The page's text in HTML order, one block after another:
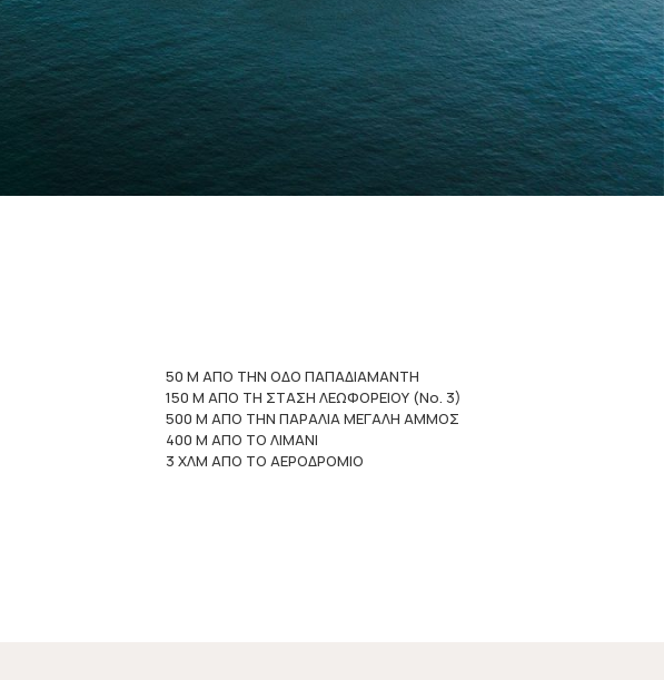
50 Μ ΑΠΟ ΤΗΝ ΟΔΟ ΠΑΠΑΔΙΑΜΑΝΤΗ
150 Μ ΑΠΟ ΤΗ ΣΤΑΣΗ ΛΕΩΦΟΡΕΙΟΥ (Νο. 3)
500 Μ ΑΠΟ ΤΗΝ ΠΑΡΑΛΙΑ ΜΕΓΑΛΗ ΑΜΜΟΣ
400 Μ ΑΠΟ ΤΟ ΛΙΜΑΝΙ
3 ΧΛΜ ΑΠΟ ΤΟ ΑΕΡΟΔΡΟΜΙΟ